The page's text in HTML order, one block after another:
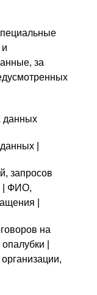
за
данных
|
запросов
| ФИО,
|
на
|